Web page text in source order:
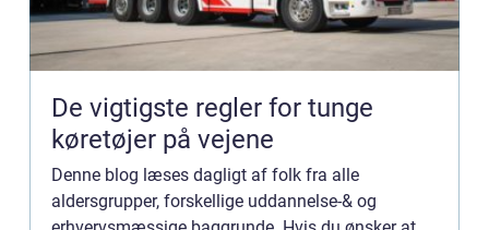
De vigtigste regler for tunge
køretøjer på vejene
Denne blog læses dagligt af folk fra alle
aldersgrupper, forskellige uddannelse-& og